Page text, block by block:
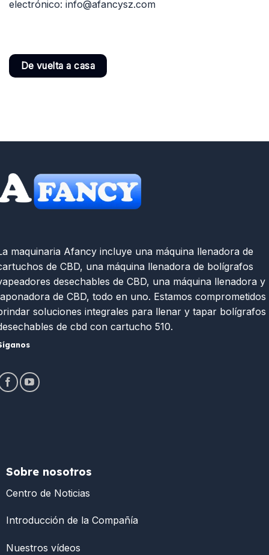
electrónico: info@afancysz.com
De vuelta a casa
maquinaria Afancy incluye una máquina llenadora de
de CBD, una máquina llenadora de bolígrafos
desechables de CBD, una máquina llenadora y
de CBD, todo en uno. Estamos comprometidos
soluciones integrales para llenar y tapar bolígrafos
de cbd con cartucho 510.
Sobre nosotros
Centro de Noticias
Introducción de la Compañía
Nuestros vídeos